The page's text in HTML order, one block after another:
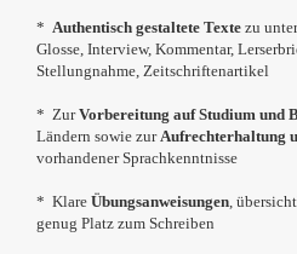
* Authentisch gestaltete Texte zu
Glosse, Interview, Kommentar,
Stellungnahme, Zeitschriftenartikel
* ZurVorbereitung auf Studium und
Ländern sowie zurAufrechterhaltung
vorhandener Sprachkenntnisse
* Klare Übungsanweisungen,
genug Platz zum Schreiben